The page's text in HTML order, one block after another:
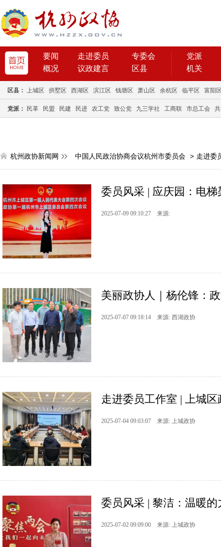
要闻 走进委员
专委会
概况
议政建言 区县
党派
机关
区县： 上城区 拱墅区 西湖区 滨江区 钱塘区 萧山区 余杭区 临平区 富阳
党派： 民革 民盟 民建 民进 农工党 致公党 九三学社 工商联 市总工会
杭州政协新闻网 中国人民政治协商会议杭州市委员会 > 走进委
委员风采 | 应庆园：电
2025-07-09 09:10:27 来源:
美丽政协人｜杨伦锋：
2025-07-07 09:18:14 来源: 西湖政协
走进委员工作室 | 上城
2025-07-04 09:03:07 来源: 上城政协
委员风采 | 黎洁：温暖
2025-07-02 09:09:00 来源: 上城政协